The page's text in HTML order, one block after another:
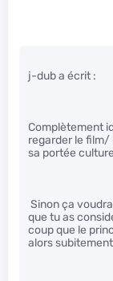
j-dub a écrit :
Complètement
regarder le film/
sa portée
Sinon ça
que tu as
coup que le
alors subitement